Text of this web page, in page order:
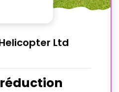
Ltd
réduction